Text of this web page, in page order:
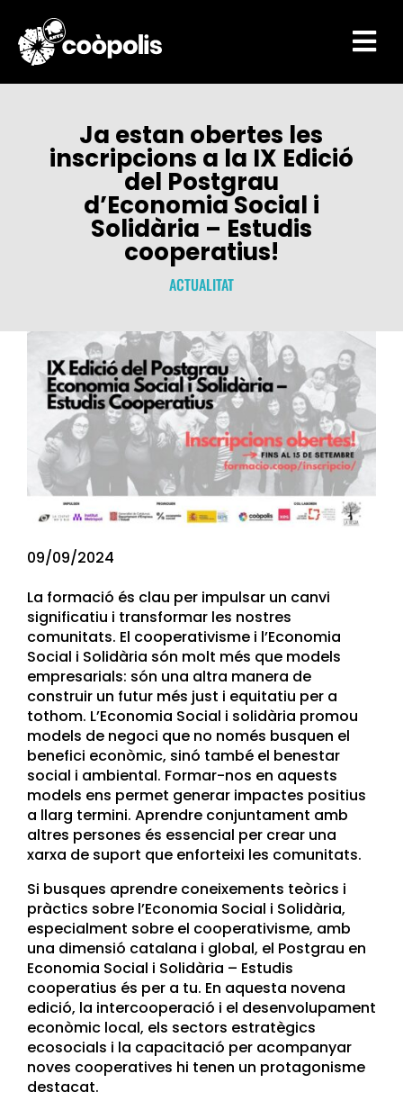

Ja estan obertes les
inscripcions a la IX Edició
del Postgrau
d’Economia Social i
Solidària – Estudis
cooperatius!
ACTUALITAT
09/09/2024
La formació és clau per impulsar un canvi
significatiu i transformar les nostres
comunitats. El cooperativisme i l’Economia
Social i Solidària són molt més que models
empresarials: són una altra manera de
construir un futur més just i equitatiu per a
tothom. L’Economia Social i solidària promou
models de negoci que no només busquen el
benefici econòmic, sinó també el benestar
social i ambiental. Formar-nos en aquests
models ens permet generar impactes positius
a llarg termini. Aprendre conjuntament amb
altres persones és essencial per crear una
xarxa de suport que enforteixi les comunitats.
Si busques aprendre coneixements teòrics i
pràctics sobre l’Economia Social i Solidària,
especialment sobre el cooperativisme, amb
una dimensió catalana i global, el Postgrau en
Economia Social i Solidària – Estudis
cooperatius és per a tu. En aquesta novena
edició, la intercooperació i el desenvolupament
econòmic local, els sectors estratègics
ecosocials i la capacitació per acompanyar
noves cooperatives hi tenen un protagonisme
destacat.